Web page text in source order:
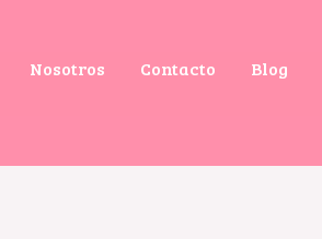
Nosotros Contacto Blog